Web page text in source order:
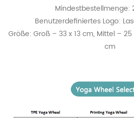
Mindestbestellmenge:
Benutzerdefiniertes Logo:
Größe: Groß – 33 x 13 cm, Mittel – 25
cm